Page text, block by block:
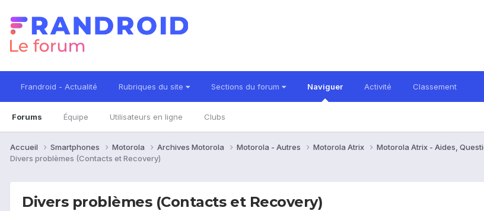
Frandroid - Actualité Rubriques du site Sections du forum Naviguer
Forums Équipe Utilisateurs en ligne Clubs
Activité Classement
Accueil Smartphones Motorola Archives Motorola Motorola - Autres Motorola Atrix
Motorola Atrix - Aides,
Divers problèmes (Contacts et Recovery)
Divers problèmes (Contacts et Recovery)